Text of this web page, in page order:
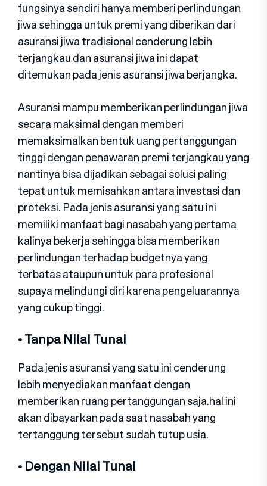
fungsinya sendiri hanya memberi perlindungan
jiwa sehingga untuk premi yang diberikan dari
asuransi jiwa tradisional cenderung lebih
terjangkau dan asuransi jiwa ini dapat
ditemukan pada jenis asuransi jiwa berjangka.
Asuransi mampu memberikan perlindungan jiwa
secara maksimal dengan memberi
memaksimalkan bentuk uang pertanggungan
tinggi dengan penawaran premi terjangkau yang
nantinya bisa dijadikan sebagai solusi paling
tepat untuk memisahkan antara investasi dan
proteksi. Pada jenis asuransi yang satu ini
memiliki manfaat bagi nasabah yang pertama
kalinya bekerja sehingga bisa memberikan
perlindungan terhadap budgetnya yang
terbatas ataupun untuk para profesional
supaya melindungi diri karena pengeluarannya
yang cukup tinggi.
• Tanpa Nilai Tunai
Pada jenis asuransi yang satu ini cenderung
lebih menyediakan manfaat dengan
memberikan ruang pertanggungan saja.hal ini
akan dibayarkan pada saat nasabah yang
tertanggung tersebut sudah tutup usia.
• Dengan Nilai Tunai